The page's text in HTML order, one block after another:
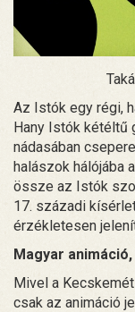
Az Istók egy régi,
Hany Istók kétéltű
nádasában
halászok hálójába
össze az Istók
17. századi
érzékletesen
Magyar
Mivel a
csak az animáció